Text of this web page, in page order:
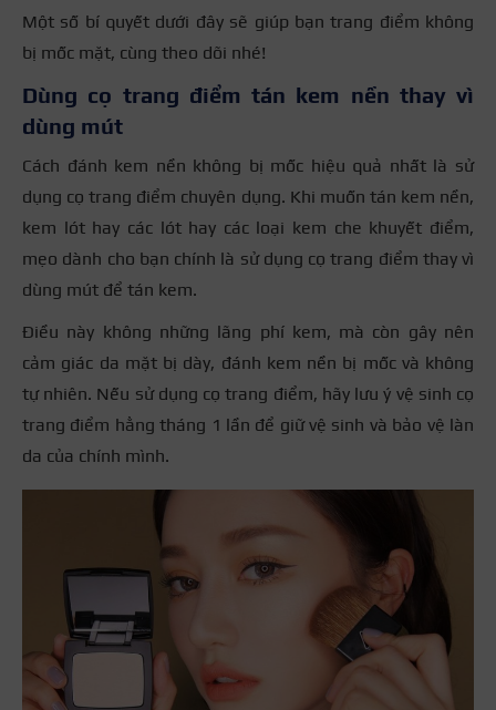
Một số bí quyết dưới đây sẽ giúp bạn trang điểm không
bị mốc mặt, cùng theo dõi nhé!
Dùng cọ trang điểm tán kem nền thay vì
dùng mút
Cách đánh kem nền không bị mốc hiệu quả nhất là sử
dụng cọ trang điểm chuyên dụng. Khi muốn tán kem nền,
kem lót hay các lót hay các loại kem che khuyết điểm,
mẹo dành cho bạn chính là sử dụng cọ trang điểm thay vì
dùng mút để tán kem.
Điều này không những lãng phí kem, mà còn gây nên
cảm giác da mặt bị dày, đánh kem nền bị mốc và không
tự nhiên. Nếu sử dụng cọ trang điểm, hãy lưu ý vệ sinh cọ
trang điểm hằng tháng 1 lần để giữ vệ sinh và bảo vệ làn
da của chính mình.